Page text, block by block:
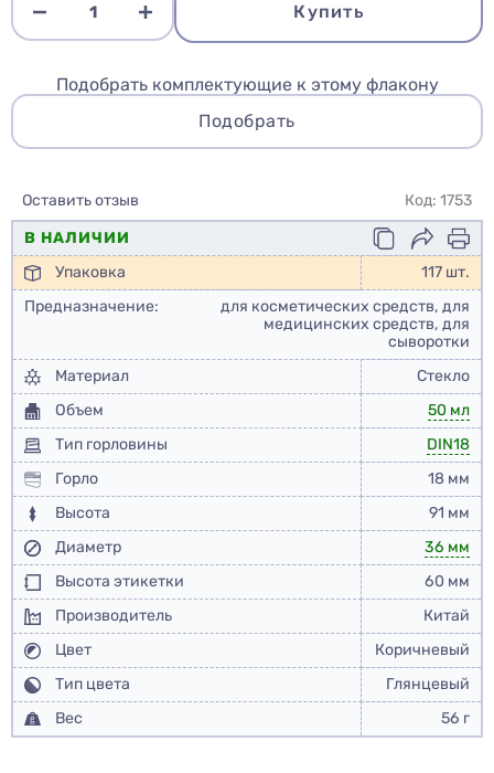
Купить
Подобрать комплектующие к этому флакону
Подобрать
Оставить отзыв
Код: 1753
В НАЛИЧИИ
Упаковка
117 шт.
Предназначение:
для косметических средств, для
медицинских средств, для
сыворотки
Материал
Стекло
Объем
50 мл
Тип горловины
DIN18
Горло
18 мм
Высота
91 мм
Диаметр
36 мм
Высота этикетки
60 мм
Производитель
Китай
Цвет
Коричневый
Тип цвета
Глянцевый
Вес
56 г